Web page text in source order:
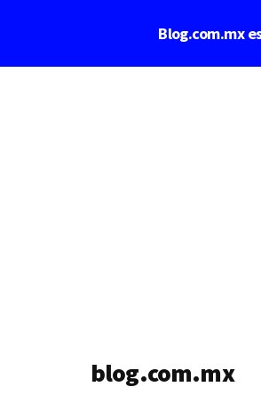
Blog.com.mx
blog.com.mx